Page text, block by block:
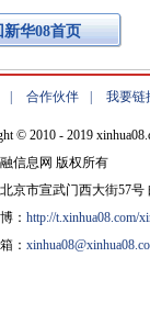
新华08首页
合作伙伴 我要链
© 2010 - 2019
信息网 版权所有
京市宣武门西大街57号
： http://t.xinhua08.com/
：